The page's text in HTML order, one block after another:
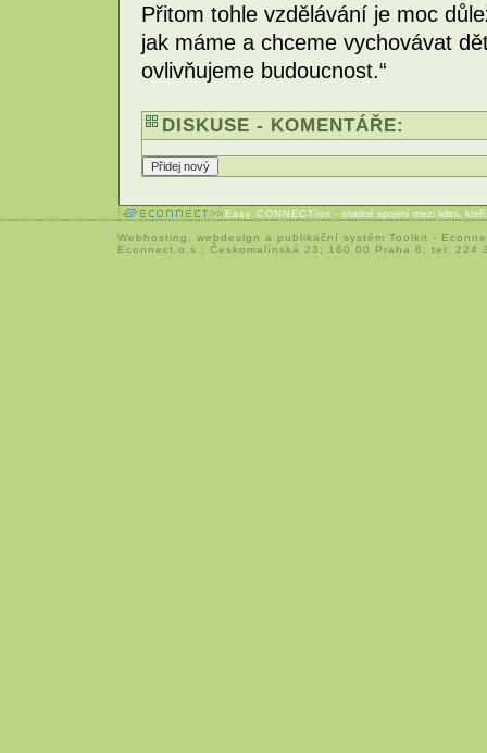
Přitom tohle vzdělávání je moc
jak máme a chceme vychovávat
ovlivňujeme budoucnost.“
DISKUSE - KOMENTÁŘE:
Easy CONNECTion - snadné spojení mezi lidmi,
Webhosting webdesign a publikační systém Toolkit -
Econnect,o.s.; Českomalínská 23; 160 00 Praha 6; tel: 224